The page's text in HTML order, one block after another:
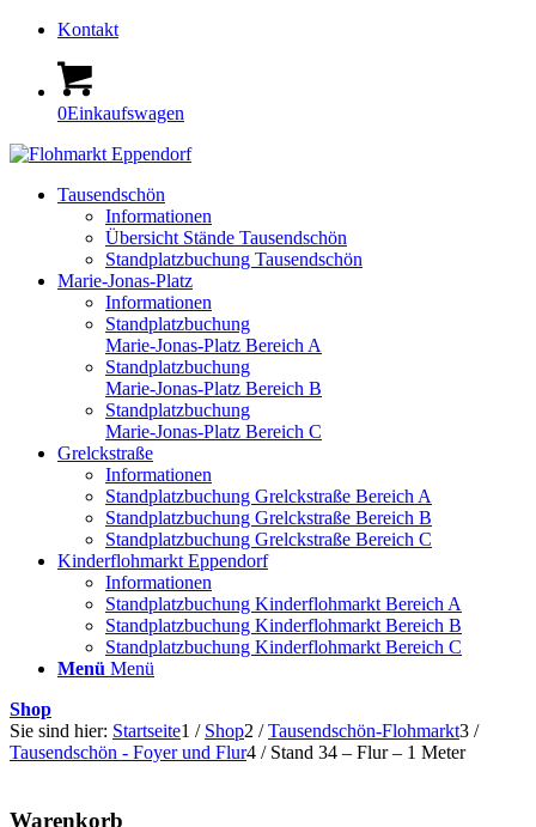
Kontakt
0Einkaufswagen
Tausendschön
Informationen
Übersicht Stände Tausendschön
Standplatzbuchung Tausendschön
Marie-Jonas-Platz
Informationen
Standplatzbuchung
Marie-Jonas-Platz Bereich A
Standplatzbuchung
Marie-Jonas-Platz Bereich B
Standplatzbuchung
Marie-Jonas-Platz Bereich C
Grelckstraße
Informationen
Standplatzbuchung Grelckstraße Bereich A
Standplatzbuchung Grelckstraße Bereich B
Standplatzbuchung Grelckstraße Bereich C
Kinderflohmarkt Eppendorf
Informationen
Standplatzbuchung Kinderflohmarkt Bereich A
Standplatzbuchung Kinderflohmarkt Bereich B
Standplatzbuchung Kinderflohmarkt Bereich C
Menü Menü
Shop
Sie sind hier: Startseite1 / Shop2 / Tausendschön-Flohmarkt3 /
Tausendschön - Foyer und Flur4 / Stand 34 – Flur – 1 Meter
Warenkorb